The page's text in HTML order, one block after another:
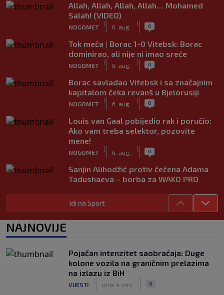
Allah, Allah, Allah, Allah… Mohamed
Salah! (VIDEO)
NOGOMET
|
6. aug.
| 0
Tok meča | Borac 1-0 Vitebsk: Borac
dominirao, ali nije ni imao sreće
NOGOMET
|
6. aug.
| 0
Borac savladao Vitebsk i sa značajnim
kapitalom čeka revanš u Bjelorusiji
NOGOMET
|
6. aug.
| 0
Louis van Gaal pobijedio rak i poručio:
Ako vam treba selektor, pozovite
mene!
NOGOMET
|
6. aug.
| 0
Sanjin Alihodžić protiv čečena Adama
Tadushaeva – borba za WAKO PRO
titulu
OSTALI SPORTOVI
Slavni klub potresa kriza: Kultni
stadion u Italiji bit će prazan na
početku sezone, navijači objavili rat
upravi
Idi na Sport
NAJNOVIJE
Pojačan intenzitet saobraćaja: Duge
kolone vozila na graničnim prelazima
na izlazu iz BiH
VIJESTI prije 4 min 0